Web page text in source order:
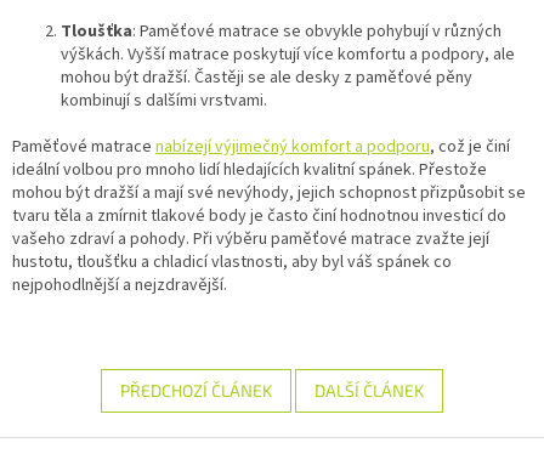
Tloušťka: Paměťové matrace se obvykle pohybují v různých
výškách. Vyšší matrace poskytují více komfortu a podpory, ale
mohou být dražší. Častěji se ale desky z paměťové pěny
kombinují s dalšími vrstvami.
Paměťové matrace nabízejí výjimečný komfort a podporu, což je činí
ideální volbou pro mnoho lidí hledajících kvalitní spánek. Přestože
mohou být dražší a mají své nevýhody, jejich schopnost přizpůsobit se
tvaru těla a zmírnit tlakové body je často činí hodnotnou investicí do
vašeho zdraví a pohody. Při výběru paměťové matrace zvažte její
hustotu, tloušťku a chladicí vlastnosti, aby byl váš spánek co
nejpohodlnější a nejzdravější.
PŘEDCHOZÍ ČLÁNEK DALŠÍ ČLÁNEK